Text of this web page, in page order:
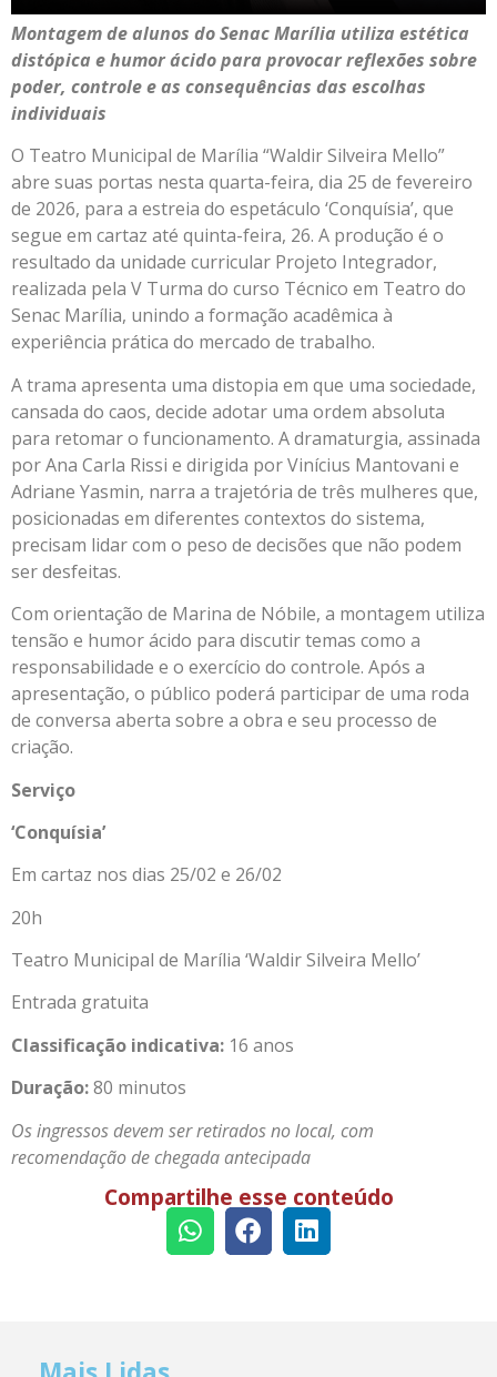
Montagem de alunos do Senac Marília utiliza estética
distópica e humor ácido para provocar reflexões sobre
poder, controle e as consequências das escolhas
individuais
O Teatro Municipal de Marília “Waldir Silveira Mello”
abre suas portas nesta quarta-feira, dia 25 de fevereiro
de 2026, para a estreia do espetáculo ‘Conquísia’, que
segue em cartaz até quinta-feira, 26. A produção é o
resultado da unidade curricular Projeto Integrador,
realizada pela V Turma do curso Técnico em Teatro do
Senac Marília, unindo a formação acadêmica à
experiência prática do mercado de trabalho.
A trama apresenta uma distopia em que uma sociedade,
cansada do caos, decide adotar uma ordem absoluta
para retomar o funcionamento. A dramaturgia, assinada
por Ana Carla Rissi e dirigida por Vinícius Mantovani e
Adriane Yasmin, narra a trajetória de três mulheres que,
posicionadas em diferentes contextos do sistema,
precisam lidar com o peso de decisões que não podem
ser desfeitas.
Com orientação de Marina de Nóbile, a montagem utiliza
tensão e humor ácido para discutir temas como a
responsabilidade e o exercício do controle. Após a
apresentação, o público poderá participar de uma roda
de conversa aberta sobre a obra e seu processo de
criação.
Serviço
‘Conquísia’
Em cartaz nos dias 25/02 e 26/02
20h
Teatro Municipal de Marília ‘Waldir Silveira Mello’
Entrada gratuita
Classificação indicativa: 16 anos
Duração:80 minutos
Os ingressos devem ser retirados no local, com
recomendação de chegada antecipada
Compartilhe esse conteúdo